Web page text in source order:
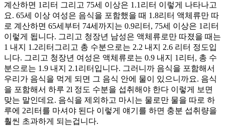
계산하면 1리터 그리고 75세 이상은 1.1리터 이렇게 나타나고
요. 65세 이상 여성은 음식을 포함했을 때 1.8리터 액체류만 따
로 계산하면 65세부터 74세까지는 0.9리터, 75세 이상은 1리터
이렇게 됩니다. 그리고 청장년 남성은 액체류로만 따졌을 때는
1 내지 1.2리터그리고 총 수분으로는 2.2 내지 2.6 리터 정도입
니다. 그리고 청장년 여성은 액체류로는 0.9 내지 1리터, 총 수
분으로는 1.9 내지 2.1리터입니다. 그러니까 음식을 포함해서
우리가 음식을 먹게 되면 그 음식 안에 물이 있으니까요. 음식
을 포함해서 하루 2l 정도 수분을 섭취해야 한다 이렇게 보면
맞는 말인데요. 음식을 제외하고 마시는 물로만 물을 따로 하
루에 2리터를 마셔야 된다 이렇게 얘기를 하면 충분 섭취량을
훨씬 초과하게 되는겁니다.